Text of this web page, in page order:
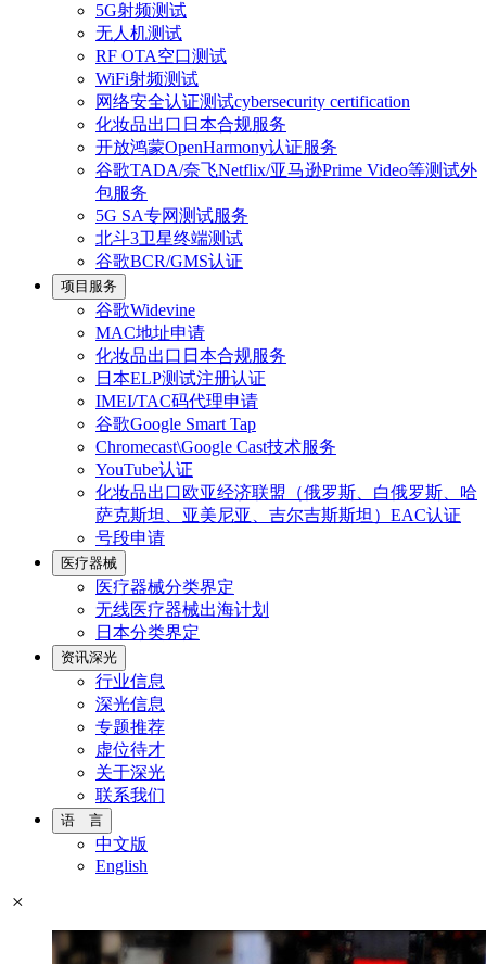
5G射频测试
无人机测试
RF OTA空口测试
WiFi射频测试
网络安全认证测试cybersecurity certification
化妆品出口日本合规服务
开放鸿蒙OpenHarmony认证服务
谷歌TADA/奈飞Netflix/亚马逊Prime Video等测试外
包服务
5G SA专网测试服务
北斗3卫星终端测试
谷歌BCR/GMS认证
项目服务
谷歌Widevine
MAC地址申请
化妆品出口日本合规服务
日本ELP测试注册认证
IMEI/TAC码代理申请
谷歌Google Smart Tap
Chromecast\Google Cast技术服务
YouTube认证
化妆品出口欧亚经济联盟（俄罗斯、白俄罗斯、哈
萨克斯坦、亚美尼亚、吉尔吉斯斯坦）EAC认证
号段申请
医疗器械
医疗器械分类界定
无线医疗器械出海计划
日本分类界定
资讯深光
行业信息
深光信息
专题推荐
虚位待才
关于深光
联系我们
语 言
中文版
English